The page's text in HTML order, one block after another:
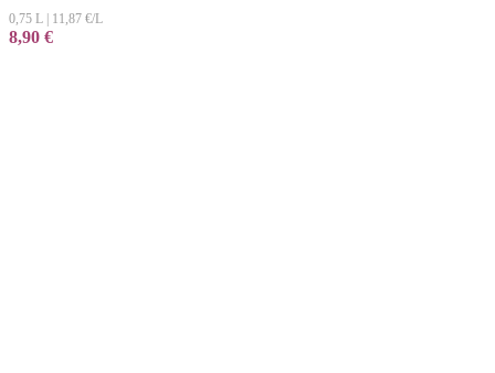
0,75 L 11,87 €/L
8,90 €